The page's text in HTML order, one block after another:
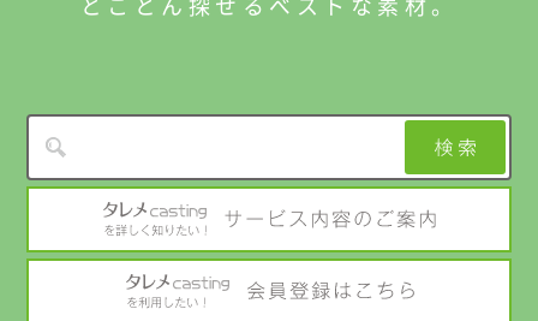
とことん探せるベストな素材。